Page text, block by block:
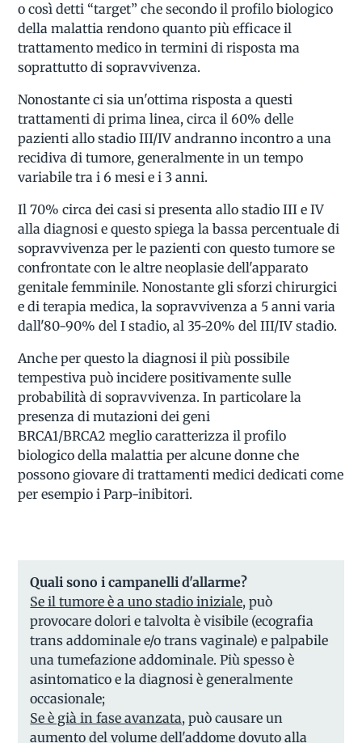
o così detti “target” che secondo il profilo biologico
della malattia rendono quanto più efficace il
trattamento medico in termini di risposta ma
soprattutto di sopravvivenza.
Nonostante ci sia un'ottima risposta a questi
trattamenti di prima linea, circa il 60% delle
pazienti allo stadio III/IV andranno incontro a una
recidiva di tumore, generalmente in un tempo
variabile tra i 6 mesi e i 3 anni.
Il 70% circa dei casi si presenta allo stadio III e IV
alla diagnosi e questo spiega la bassa percentuale di
sopravvivenza per le pazienti con questo tumore se
confrontate con le altre neoplasie dell'apparato
genitale femminile. Nonostante gli sforzi chirurgici
e di terapia medica, la sopravvivenza a 5 anni varia
dall'80-90% del I stadio, al 35-20% del III/IV stadio.
Anche per questo la diagnosi il più possibile
tempestiva può incidere positivamente sulle
probabilità di sopravvivenza. In particolare la
presenza di mutazioni dei geni
BRCA1/BRCA2 meglio caratterizza il profilo
biologico della malattia per alcune donne che
possono giovare di trattamenti medici dedicati come
per esempio i Parp-inibitori.
Quali sono i campanelli d'allarme?
Se il tumore è a uno stadio iniziale, può
provocare dolori e talvolta è visibile (ecografia
trans addominale e/o trans vaginale) e palpabile
una tumefazione addominale. Più spesso è
asintomatico e la diagnosi è generalmente
occasionale;
Se è già in fase avanzata, può causare un
aumento del volume dell'addome dovuto alla